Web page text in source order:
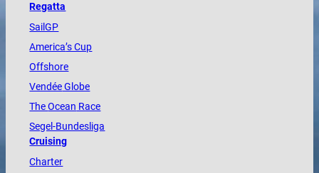
Regatta
SailGP
America’s Cup
Offshore
VendéeGlobe
TheOcean Race
Segel-Bundesliga
Cruising
Charter